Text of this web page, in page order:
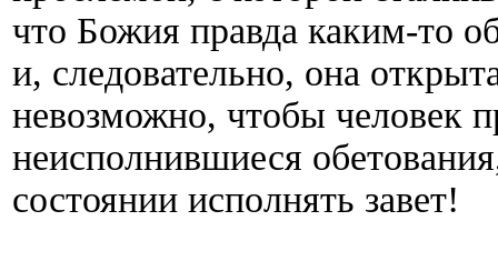
что Божия правда каким-то
и, следовательно, она
невозможно, чтобы человек
неисполнившиеся
состоянии исполнять завет!